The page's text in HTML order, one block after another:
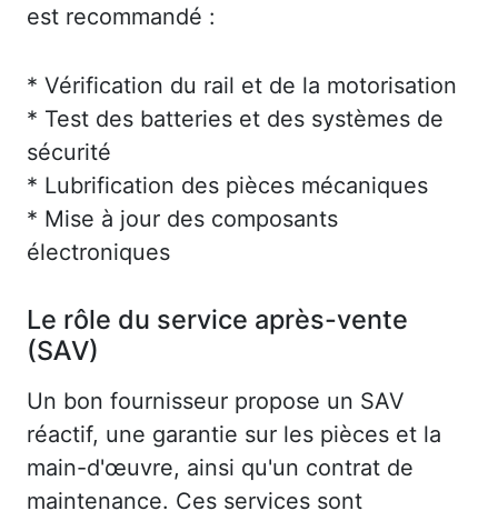
est recommandé :
* Vérification du rail et de la motorisation
* Test des batteries et des systèmes de
sécurité
* Lubrification des pièces mécaniques
* Mise à jour des composants
électroniques
Le rôle du service après-vente
(SAV)
Un bon fournisseur propose un SAV
réactif, une garantie sur les pièces et la
main-d'œuvre, ainsi qu'un contrat de
maintenance. Ces services sont